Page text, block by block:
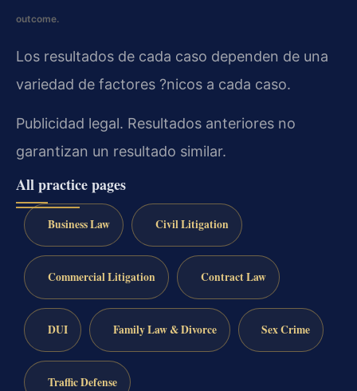
outcome.
Los resultados de cada caso dependen de una
variedad de factores ?nicos a cada caso.
Publicidad legal. Resultados anteriores no
garantizan un resultado similar.
All practice pages
Business Law Civil Litigation
Commercial Litigation Contract Law
DUI Family Law & Divorce Sex Crime
Traffic Defense